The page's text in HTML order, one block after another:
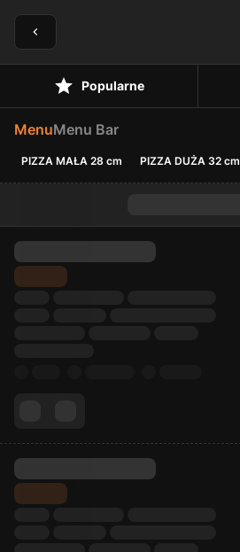
Popularne
MenuMenu Bar
PIZZA MAŁA 28 cm PIZZA DUŻA 32 cm